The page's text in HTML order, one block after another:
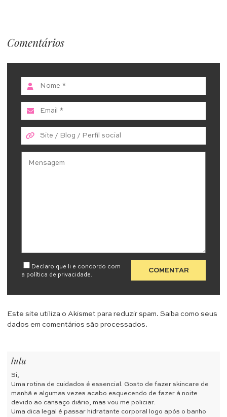
Comentários
Declaro que li e concordo com
a política de privacidade.
Este site utiliza o Akismet para reduzir spam. Saiba como seus
dados em comentários são processados.
lulu
Si,
Uma rotina de cuidados é essencial. Gosto de fazer skincare de
manhã e algumas vezes acabo esquecendo de fazer à noite
devido ao cansaço diário, mas vou me policiar.
Uma dica legal é passar hidratante corporal logo após o banho